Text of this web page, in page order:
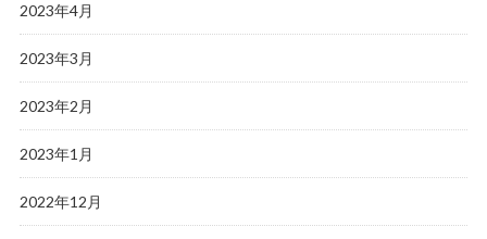
2023年4月
2023年3月
2023年2月
2023年1月
2022年12月